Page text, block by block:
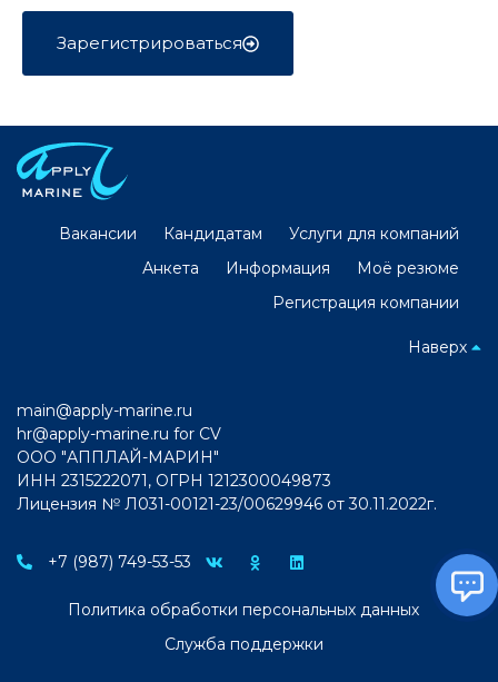
Зарегистрироваться
Вакансии Кандидатам
Услуги для компаний
Анкета
Информация
Моё резюме
Регистрация компании
Наверх
main@apply-marine.ru
hr@apply-marine.ru for CV
ООО "АППЛАЙ-МАРИН"
ИНН 2315222071, ОГРН 1212300049873
Лицензия № Л031-00121-23/00629946 от 30.11.2022г.
+7 (987) 749-53-53
Политика обработки персональных данных
Служба поддержки